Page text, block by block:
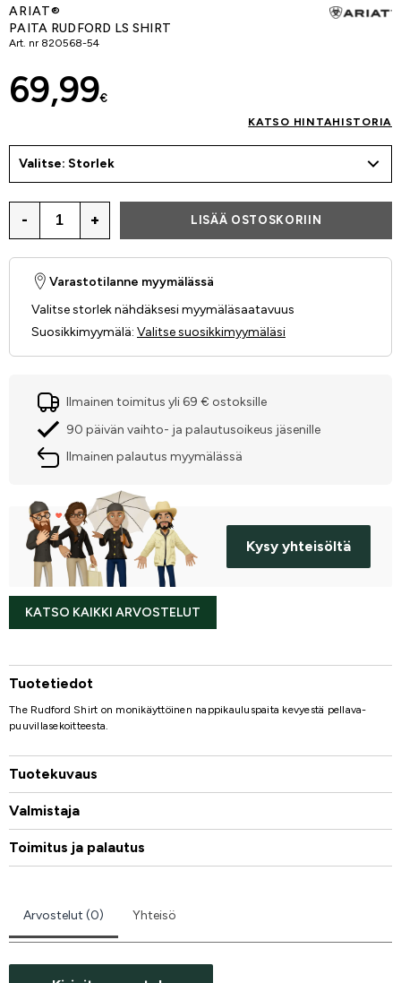
ARIAT®
PAITA RUDFORD LS SHIRT
Art. nr 820568-54
69,99€
KATSO HINTAHISTORIA
Valitse: Storlek
- + LISÄÄ OSTOSKORIIN
Varastotilanne myymälässä
Valitse storlek nähdäksesi myymäläsaatavuus
Suosikkimyymälä: Valitse suosikkimyymäläsi
Ilmainen toimitus yli 69 € ostoksille
90 päivän vaihto- ja palautusoikeus jäsenille
Ilmainen palautus myymälässä
Kysy yhteisöltä
KATSO KAIKKI ARVOSTELUT
Tuotetiedot
The Rudford Shirt on monikäyttöinen nappikauluspaita kevyestä pellava-
puuvillasekoitteesta.
Tuotekuvaus
Valmistaja
Toimitus ja palautus
Arvostelut (0) Yhteisö